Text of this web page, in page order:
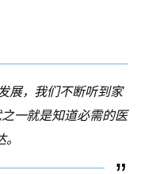
展，我们不断听到家
一就是知道必需的医